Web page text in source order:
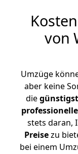
von
Umzüge
aber keine
die
stets daran,
Preisezu
bei einem